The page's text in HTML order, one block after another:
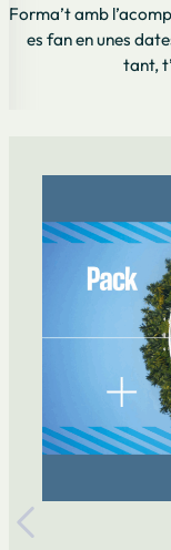
Forma’t amb
es fan en unes
tant,